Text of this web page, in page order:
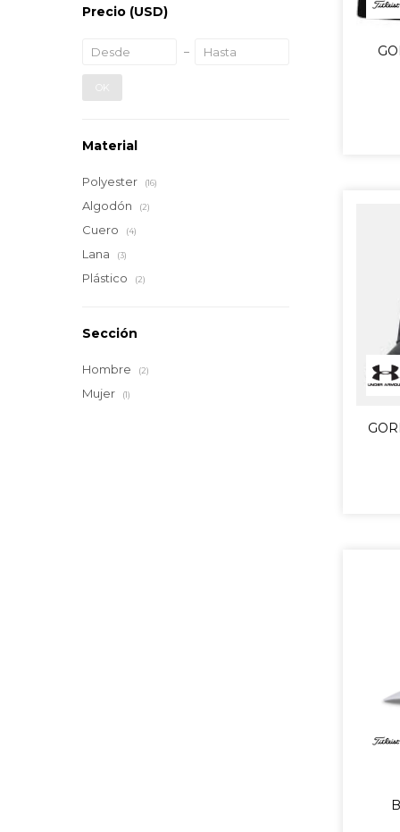
Precio (USD)
OK
Material
Polyester (16)
Algodón (2)
Cuero (4)
Lana (3)
Plástico (2)
Sección
Hombre (2)
Mujer (1)